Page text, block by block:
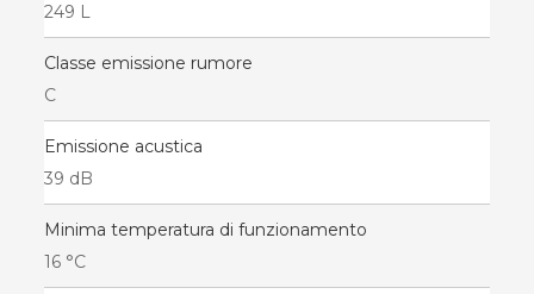
249 L
Classe emissione rumore
C
Emissione acustica
39 dB
Minima temperatura di funzionamento
16 °C